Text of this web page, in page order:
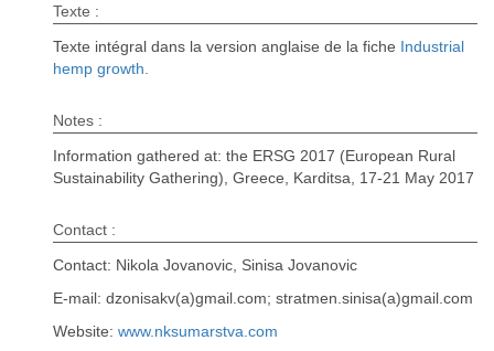
Texte :
Texte intégral dans la version anglaise de la fiche Industrial
hemp growth.
Notes :
Information gathered at: the ERSG 2017 (European Rural
Sustainability Gathering), Greece, Karditsa, 17-21 May 2017
Contact :
Contact: Nikola Jovanovic, Sinisa Jovanovic
E-mail: dzonisakv(a)gmail.com; stratmen.sinisa(a)gmail.com
Website: www.nksumarstva.com